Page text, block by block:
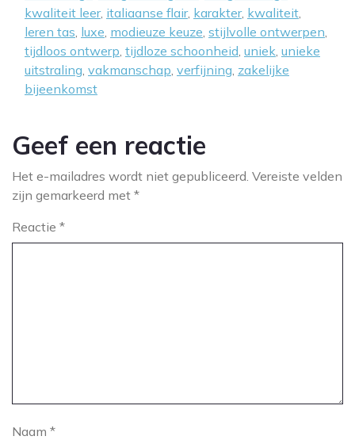
kwaliteit leer, italiaanse flair, karakter, kwaliteit,
leren tas, luxe, modieuze keuze, stijlvolle ontwerpen,
tijdloos ontwerp, tijdloze schoonheid, uniek, unieke
uitstraling, vakmanschap, verfijning, zakelijke
bijeenkomst
Geef een reactie
Het e-mailadres wordt niet gepubliceerd. Vereiste velden
zijn gemarkeerd met *
Reactie *
Naam *